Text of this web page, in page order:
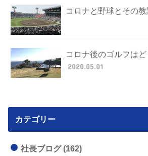
コロナと野球とその教
コロナ後のゴルフはど
2020.05.01
カテゴリー
社長ブログ(162)